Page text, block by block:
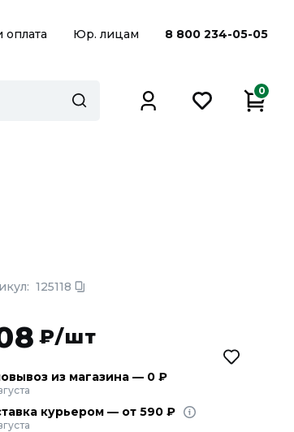
оплата Юр. лицам 8 800 234-05-05
0
125118
₽/шт
из магазина — 0 ₽
курьером — от 590 ₽